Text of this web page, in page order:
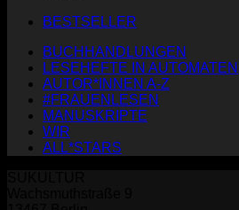
BESTSELLER
BUCHHANDLUNGEN
LESEHEFTE IN AUTOMATEN
AUTOR*INNEN A-Z
#FRAUENLESEN
MANUSKRIPTE
WIR
ALL*STARS